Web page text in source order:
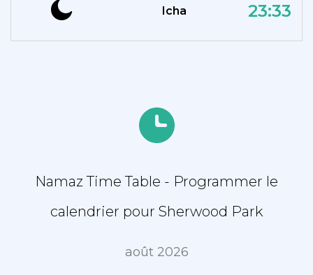
Icha 23:33
Namaz Time Table - Programmer le
calendrier pour Sherwood Park
août 2026